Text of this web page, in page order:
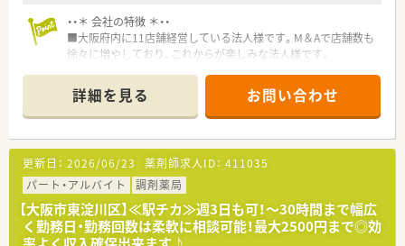
・・＊ 会社の特徴 ＊・・
■大阪府内に11店舗経営している法人様です。M＆Aで店舗数も
徐々に増やしており、これからが楽しみな法人様です。
ながら、自社製剤のインターネット販売も手掛けており、幅広い
層の患者に健康をお届けできる運営をおこなっておられます。
■代表は50代前半の薬剤師様で、社長自ら現場に立って患者様
の対応をしており、従業員の方へ理解がございます。
■どの店舗も小規模ながら、様々な医療機関からの処方を扱い、
地域の皆様から信頼されている風通しの良い環境です。
■在宅業務にも注力しており、今後は人員を増員しながら地域か
らの在宅依頼に柔軟に対応できる環境づくりをしたいとの考え
をお持ちでございます。
■1店舗当たりの人員は多くありませんが、ヘルプ等で希望休を
詳細を見る お問い合わせ
更新日： 2026/06/23 薬剤師求人ID： 411035
パート・アルバイト
調剤薬局
【大阪市東淀川区】≪駅チカ≫週3日も可！～30時間まで幅広
く勤務日・勤務回数は柔軟に相談可能！最大2500円まで◎効